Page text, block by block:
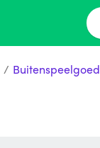
/ Buitenspeelgoed